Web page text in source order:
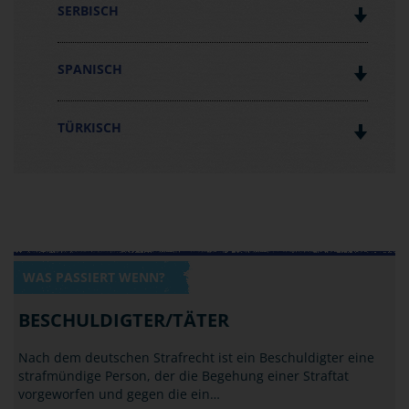
SERBISCH
SPANISCH
TÜRKISCH
WAS PASSIERT WENN?
BESCHULDIGTER/TÄTER
Nach dem deutschen Strafrecht ist ein Beschuldigter eine
strafmündige Person, der die Begehung einer Straftat
vorgeworfen und gegen die ein…